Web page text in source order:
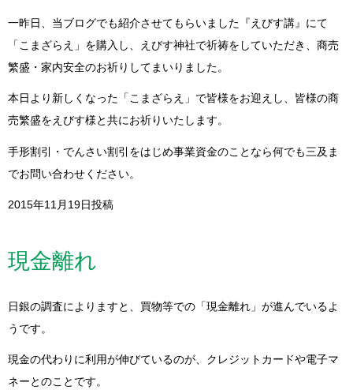
一昨日、当ブログでも紹介させてもらいました『えびす講』にて
「こまざらえ」を購入し、えびす神社で祈祷をしていただき、商売
繁盛・家内安全のお祈りしてまいりました。
本日より新しくなった「こまざらえ」で皆様をお迎えし、皆様の商
売繁盛をえびす様と共にお祈りいたします。
手形割引・でんさい割引をはじめ事業資金のことなら何でも三及ま
でお問い合わせください。
2015年11月19日投稿
現金離れ
日銀の調査によりますと、買物等での「現金離れ」が進んでいるよ
うです。
現金の代わりに利用が伸びているのが、クレジットカードや電子マ
ネーとのことです。